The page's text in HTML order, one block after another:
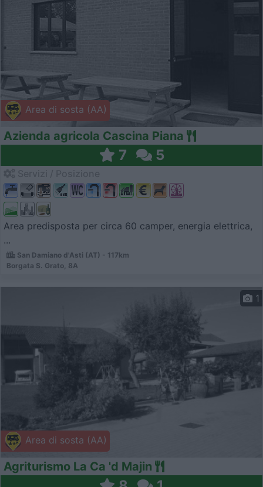
Area di sosta (AA)
Azienda agricola Cascina Piana
7 5
Area predisposta per circa 60 camper, energia elettrica,
...
San Damiano d'Asti (AT) - 117km
Borgata S. Grato, 8A
Area di sosta (AA)
1
Agriturismo La Ca 'd Majin